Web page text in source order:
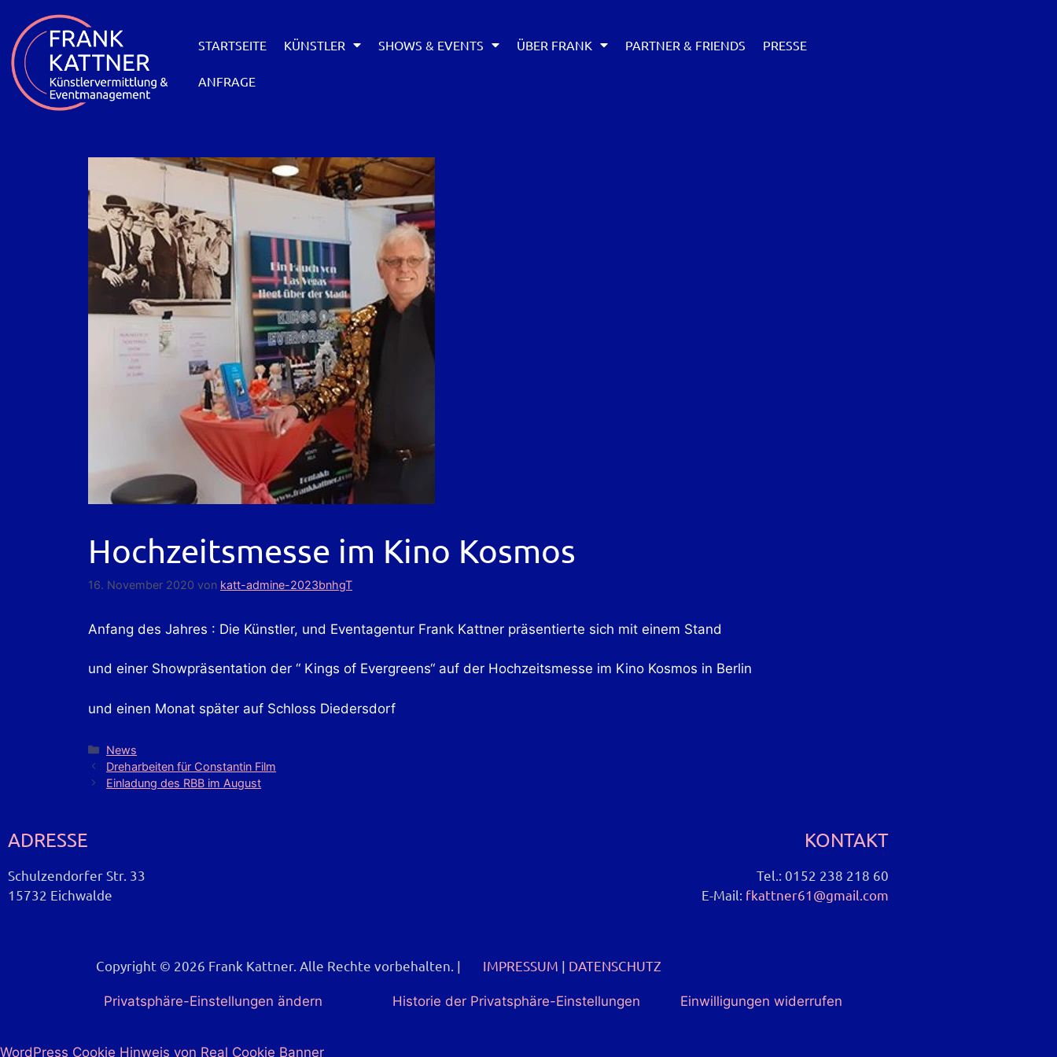
STARTSEITE KÜNSTLER SHOWS & EVENTS ÜBER FRANK PARTNER & FRIENDS PRESSE
ANFRAGE
Hochzeitsmesse im Kino Kosmos
16. November 2020 von katt-admine-2023bnhgT
Anfang des Jahres : Die Künstler, und Eventagentur Frank Kattner präsentierte sich mit einem Stand
und einer Showpräsentation der “ Kings of Evergreens“ auf der Hochzeitsmesse im Kino Kosmos in Berlin
und einen Monat später auf Schloss Diedersdorf
News
Dreharbeiten für Constantin Film
Einladung des RBB im August
ADRESSE
Schulzendorfer Str. 33
15732 Eichwalde
KONTAKT
Tel.: 0152 238 218 60
E-Mail: fkattner61@gmail.com
Copyright © 2026 Frank Kattner. Alle Rechte vorbehalten. | IMPRESSUM | DATENSCHUTZ
Privatsphäre-Einstellungen ändern Historie der Privatsphäre-Einstellungen Einwilligungen widerrufen
WordPress Cookie Hinweis von Real Cookie Banner